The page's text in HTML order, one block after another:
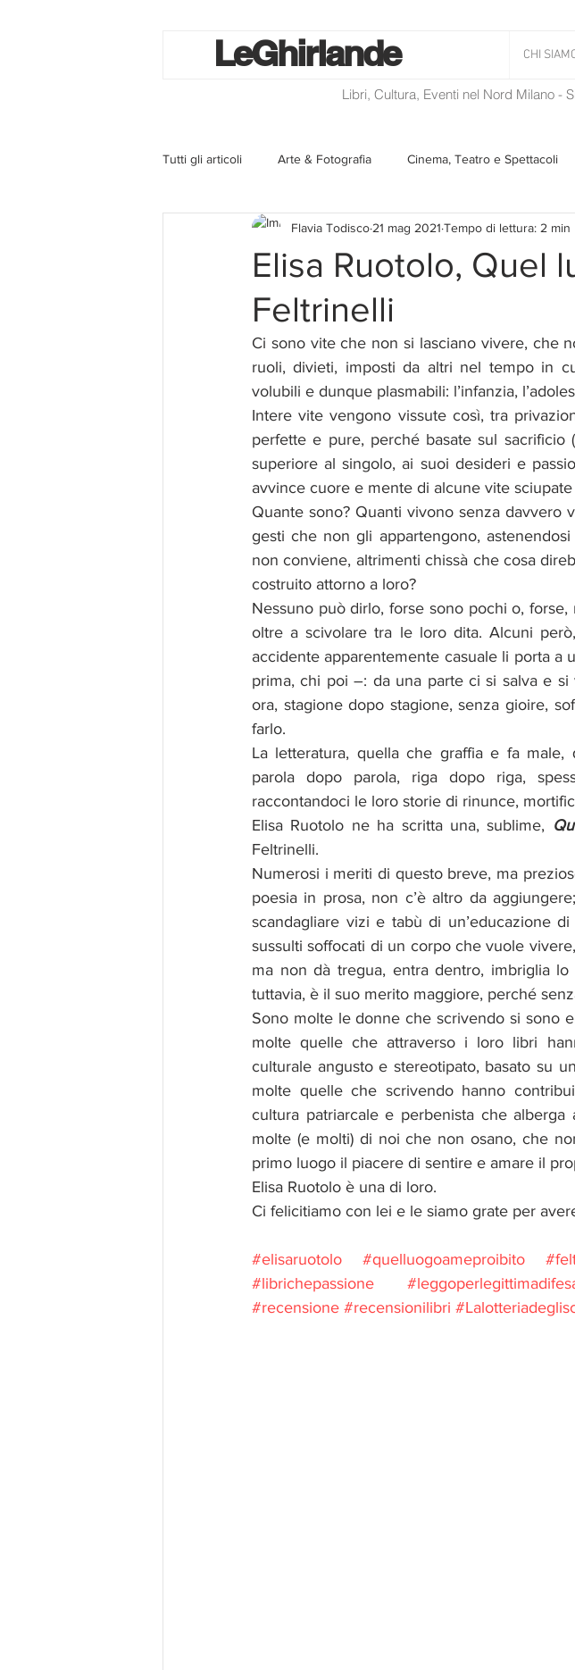
CHI
LeGhirlande
Libri, Cultura, Eventi nel Nord Milano -
Tutti gli articoli Arte & Fotografia Cinema, Teatro e Spettacoli
La lotteria degli scontrini Libri Musica Storie Taciute
Eventi ed iniziative Utilità
Homepage Progetti CiniZEN
Elisa Ruotolo, Quel
Feltrinelli
Flavia Todisco 21 mag 2021 Tempo di lettura: 2 min
Ci sono vite che non si lasciano vivere, che
ruoli, divieti, imposti da altri nel tempo in
volubili e dunque plasmabili: l’infanzia,
Intere vite vengono vissute così, tra
perfette e pure, perché basate sul
superiore al singolo, ai suoi desideri e
avvince cuore e mente di alcune vite sciupate
Quante sono? Quanti vivono senza
gesti che non gli appartengono,
non conviene, altrimenti chissà che cosa
costruito attorno a loro?
Nessuno può dirlo, forse sono pochi o,
oltre a scivolare tra le loro dita. Alcuni
accidente apparentemente casuale li porta
prima, chi poi –: da una parte ci si salva e
ora, stagione dopo stagione, senza gioire,
farlo.
La letteratura, quella che graffia e fa
parola dopo parola, riga dopo riga,
raccontandoci le loro storie di rinunce,
Elisa Ruotolo ne ha scritta una, sublime,
Feltrinelli.
Numerosi i meriti di questo breve, ma
poesia in prosa, non c’è altro da
scandagliare vizi e tabù di un’educazione
sussulti soffocati di un corpo che vuole
ma non dà tregua, entra dentro, imbriglia
tuttavia, è il suo merito maggiore, perché
Sono molte le donne che scrivendo si sono
molte quelle che attraverso i loro libri
culturale angusto e stereotipato, basato su
molte quelle che scrivendo hanno
cultura patriarcale e perbenista che
molte (e molti) di noi che non osano, che
primo luogo il piacere di sentire e amare il
Elisa Ruotolo è una di loro.
Ci felicitiamo con lei e le siamo grate per
#elisaruotolo
#quelluogoameproibito
#librichepassione
#recensione #recensionilibri